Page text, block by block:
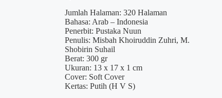
Jumlah Halaman: 320 Halaman
Bahasa: Arab – Indonesia
Penerbit: Pustaka Nuun
Penulis: Misbah Khoiruddin Zuhri, M.
Shobirin Suhail
Berat: 300 gr
Ukuran: 13 x 17 x 1 cm
Cover: Soft Cover
Kertas: Putih (H V S)